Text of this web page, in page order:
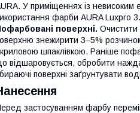
У приміщеннях із
фарби AURA Luxpro 3.
поверхні. Очистити
знежирити 3–5%
шпаклівкою. Раніше
відшаровується, обробити
поверхні заґрунтувати
застосуванням фарбу